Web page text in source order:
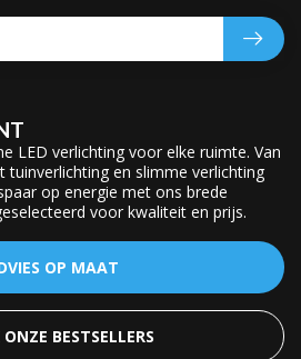
LED verlichting voor elke ruimte. Van
en slimme verlichting
op energie met ons brede
voor kwaliteit en prijs.
OP MAAT
ONZE BESTSELLERS